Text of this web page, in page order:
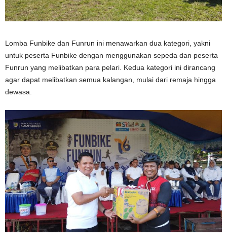
Lomba Funbike dan Funrun ini menawarkan dua kategori, yakni
untuk peserta Funbike dengan menggunakan sepeda dan peserta
Funrun yang melibatkan para pelari. Kedua kategori ini dirancang
agar dapat melibatkan semua kalangan, mulai dari remaja hingga
dewasa.